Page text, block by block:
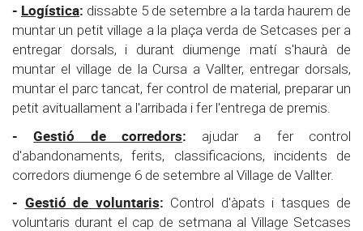
- Logística: dissabte 5 de setembre a la tarda haurem de
muntar un petit village a la plaça verda de Setcases per a
entregar dorsals, i durant diumenge matí s'haurà de
muntar el village de la Cursa a Vallter, entregar dorsals,
muntar el parc tancat, fer control de material, preparar un
petit avituallament a l'arribada i fer l'entrega de premis.
-Gestió de corredors: ajudar a fer control
d'abandonaments, ferits, classificacions, incidents de
corredors diumenge 6 de setembre al Village de Vallter.
- Gestió de voluntaris: Control d'àpats i tasques de
voluntaris durant el cap de setmana al Village Setcases